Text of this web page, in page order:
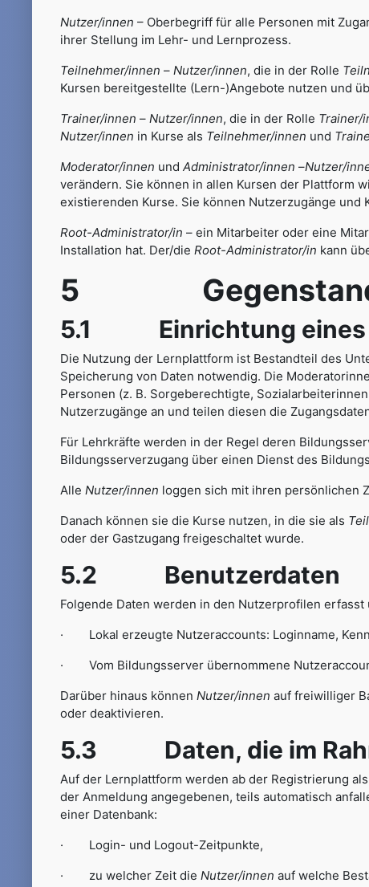
Nutzer/innen – Oberbegriff für alle Personen mit
ihrer Stellung im Lehr- und Lernprozess.
Teilnehmer/innen – Nutzer/innen, die in der Rolle
Kursen bereitgestellte (Lern-)Angebote nutzen und
Trainer/innen – Nutzer/innen, die in der Rolle Trainer/
Nutzer/innen in Kurse als Teilnehmer/innen und
Moderator/innen und Administrator/innen –Nutzer/
verändern. Sie können in allen Kursen der Plattform
existierenden Kurse. Sie können Nutzerzugänge
Root-Administrator/in – ein Mitarbeiter oder eine
Installation hat. Der/die Root-Administrator/in kann
5 Gegenstand
5.1 Einrichtung eines
Die Nutzung der Lernplattform ist Bestandteil des
Speicherung von Daten notwendig. Die
Personen (z. B. Sorgeberechtigte,
Nutzerzugänge an und teilen diesen die
Für Lehrkräfte werden in der Regel deren
Bildungsserverzugang über einen Dienst des
Alle Nutzer/innen loggen sich mit ihren persönlichen
Danach können sie die Kurse nutzen, in die sie als
oder der Gastzugang freigeschaltet wurde.
5.2 Benutzerdaten
Folgende Daten werden in den Nutzerprofilen
· Lokal erzeugte Nutzeraccounts: Loginname,
· Vom Bildungsserver übernommene
Darüber hinaus können Nutzer/innen auf freiwilliger
oder deaktivieren.
5.3 Daten, die im
Auf der Lernplattform werden ab der Registrierung als
der Anmeldung angegebenen, teils automatisch
einer Datenbank:
· Login- und Logout-Zeitpunkte,
· zu welcher Zeit die Nutzer/innen auf welche